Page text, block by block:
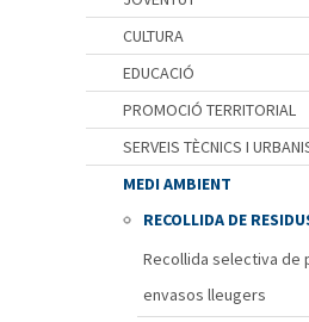
CULTURA
EDUCACIÓ
PROMOCIÓ TERRITORIAL
SERVEIS TÈCNICS I
MEDI AMBIENT
RECOLLIDA DE
Recollida selectiva de
envasos lleugers